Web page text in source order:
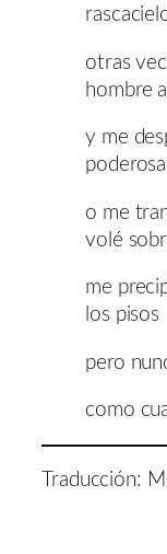
otras
hombre
y me
o me
volé
me
los pisos
pero
como
Traducción: